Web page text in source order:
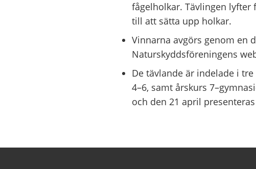
fågelholkar. Tävlingen
till att sätta upp holkar.
Vinnarna avgörs genom en
Naturskyddsföreningens
De tävlande är indelade i
4–6, samt årskurs
och den 21 april